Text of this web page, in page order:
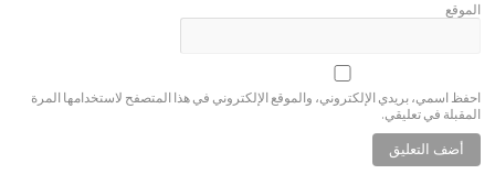
الموقع
احفظ اسمي، بريدي الإلكتروني، والموقع الإلكتروني في هذا المتصفح لاستخدامها المرة
المقبلة في تعليقي.